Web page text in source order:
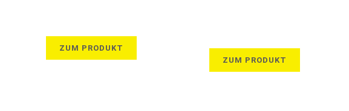
ZUM PRODUKT
ZUM PRODUKT